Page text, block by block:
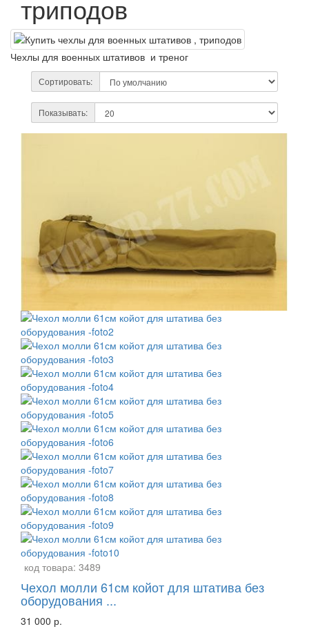
триподов
Чехлы для военных штативов и треног
Сортировать:
Показывать:
код товара: 3489
Чехол молли 61см койот для штатива без
оборудования ...
31 000 р.